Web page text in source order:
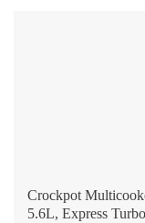
Crockpot
5.6L, Express Turbo